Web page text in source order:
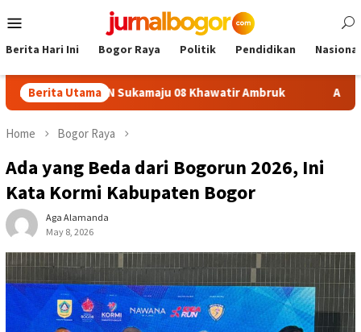
to
Menu
Berita Hari Ini Bogor Raya Politik Pendidikan Nasional
Berita Utama
SDN Sukamaju 08 Khawatir Ambruk Adira Expo
Home Bogor Raya
Ada yang Beda dari Bogorun 2026, Ini
Kata Kormi Kabupaten Bogor
Aga Alamanda
May 8, 2026